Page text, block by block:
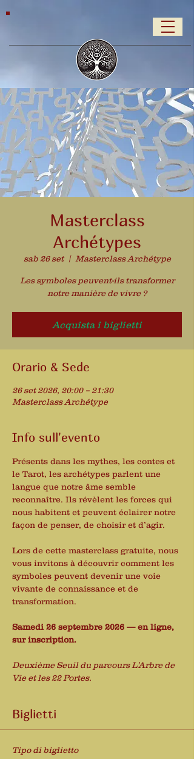
Masterclass
Archétypes
sab 26 set
  |
Masterclass Archétype
Les symboles peuvent-ils transformer
notre manière de vivre ?
Acquista i biglietti
Orario & Sede
26 set 2026, 20:00 – 21:30
Masterclass Archétype
Info sull'evento
Présents dans les mythes, les contes et
le Tarot, les archétypes parlent une
langue que notre âme semble
reconnaître. Ils révèlent les forces qui
nous habitent et peuvent éclairer notre
façon de penser, de choisir et d’agir.
Lors de cette masterclass gratuite, nous
vous invitons à découvrir comment les
symboles peuvent devenir une voie
vivante de connaissance et de
transformation.
Samedi 26 septembre 2026 — en ligne,
sur inscription.
Deuxième Seuil du parcours L’Arbre de
Vie et les 22 Portes.
Biglietti
Tipo di biglietto